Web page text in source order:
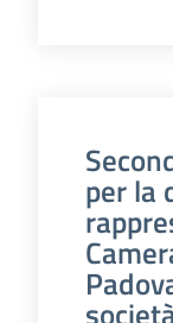
per la